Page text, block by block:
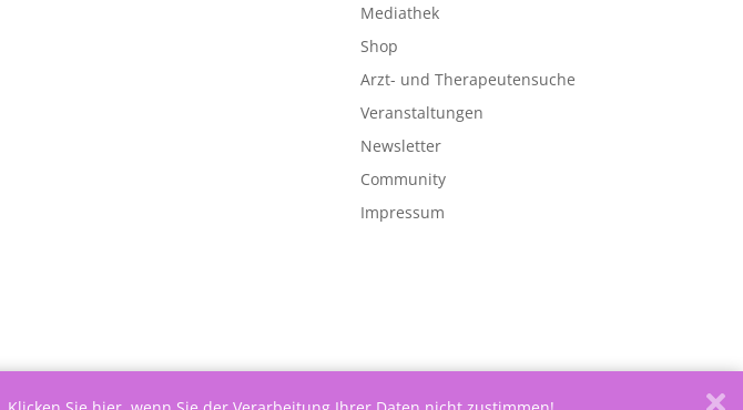
Mediathek
Shop
Arzt- und Therapeutensuche
Veranstaltungen
Newsletter
Community
Impressum